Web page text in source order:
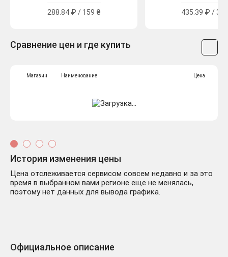
288.84 ₽ / 159 ₴ 435.39 ₽ /
Сравнение цен и где купить
Магазин Наименование Цена
История изменения цены
Цена отслеживается сервисом совсем недавно и за это
время в выбранном вами регионе еще не менялась,
поэтому нет данных для вывода графика.
Официальное описание